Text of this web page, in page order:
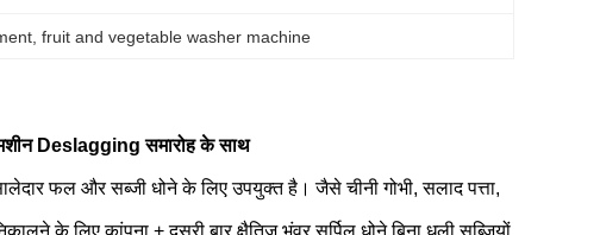
, fruit and vegetable washer machine
Deslagging समारोह के साथ
फल और सब्जी धोने के लिए उपयुक्त है। जैसे चीनी गोभी, सलाद पत्ता,
के लिए कांपना + दूसरी बार क्षैतिज भंवर सर्पिल धोने बिना धुली सब्जियों